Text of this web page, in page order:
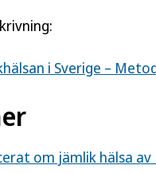
i Sverige –
om jämlik hälsa av